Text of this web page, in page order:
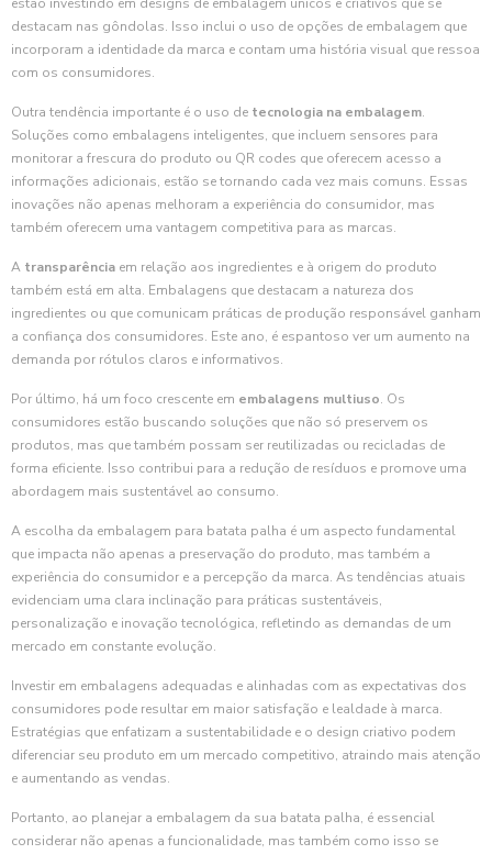
destacam nas gôndolas. Isso inclui o uso de opções de embalagem que
incorporam a identidade da marca e contam uma história visual que ressoa
com os consumidores.
Outra tendência importante é o uso de tecnologia na embalagem.
Soluções como embalagens inteligentes, que incluem sensores para
monitorar a frescura do produto ou QR codes que oferecem acesso a
informações adicionais, estão se tornando cada vez mais comuns. Essas
inovações não apenas melhoram a experiência do consumidor, mas
também oferecem uma vantagem competitiva para as marcas.
A transparência em relação aos ingredientes e à origem do produto
também está em alta. Embalagens que destacam a natureza dos
ingredientes ou que comunicam práticas de produção responsável ganham
a confiança dos consumidores. Este ano, é espantoso ver um aumento na
demanda por rótulos claros e informativos.
Por último, há um foco crescente em embalagens multiuso. Os
consumidores estão buscando soluções que não só preservem os
produtos, mas que também possam ser reutilizadas ou recicladas de
forma eficiente. Isso contribui para a redução de resíduos e promove uma
abordagem mais sustentável ao consumo.
A escolha da embalagem para batata palha é um aspecto fundamental
que impacta não apenas a preservação do produto, mas também a
experiência do consumidor e a percepção da marca. As tendências atuais
evidenciam uma clara inclinação para práticas sustentáveis,
personalização e inovação tecnológica, refletindo as demandas de um
mercado em constante evolução.
Investir em embalagens adequadas e alinhadas com as expectativas dos
consumidores pode resultar em maior satisfação e lealdade à marca.
Estratégias que enfatizam a sustentabilidade e o design criativo podem
diferenciar seu produto em um mercado competitivo, atraindo mais atenção
e aumentando as vendas.
Portanto, ao planejar a embalagem da sua batata palha, é essencial
considerar não apenas a funcionalidade, mas também como isso se